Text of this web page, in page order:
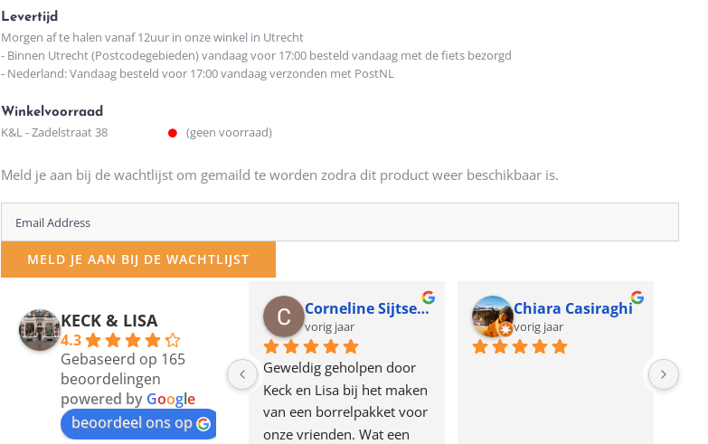
Levertijd
Morgen af te halen vanaf 12uur in onze winkel in Utrecht
- Binnen Utrecht (Postcodegebieden) vandaag voor 17:00 besteld vandaag met de fiets bezorgd
- Nederland: Vandaag besteld voor 17:00 vandaag verzonden met PostNL
Winkelvoorraad
K&L - Zadelstraat 38 (geen voorraad)
Meld je aan bij de wachtlijst om gemaild te worden zodra dit product weer beschikbaar is.
Enter
your
email
MELD JE AAN BIJ DE WACHTLIJST
KECK & LISA
4.3
Gebaseerd op 165
beoordelingen
powered by Google
beoordeel ons op
12 maanden geleden
Waarom in hemelsnaam
de woonwinkel op de
klippen  laten lopen? Waar
moeten nu de design
Corneline Sijtsema
vorig jaar
Geweldig geholpen door
Keck en Lisa bij het maken
van een borrelpakket voor
onze vrienden. Wat een
Chiara Casiraghi
vorig jaar